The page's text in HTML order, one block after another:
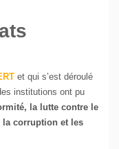
et qui s’est déroulé
institutions ont pu
la lutte contre le
la corruption et les